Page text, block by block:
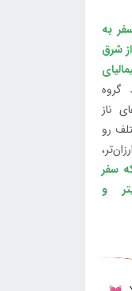
به
شرق
گروه
ناز
رو
سفر
بعدی شما ارزانتر، هواشمندانه‌تر، طولانی‎تر و